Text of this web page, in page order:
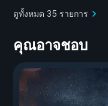
ดูทั้งหมด 35 รายการ
คุณอาจชอบ